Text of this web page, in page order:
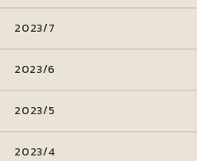
2023/7
2023/6
2023/5
2023/4